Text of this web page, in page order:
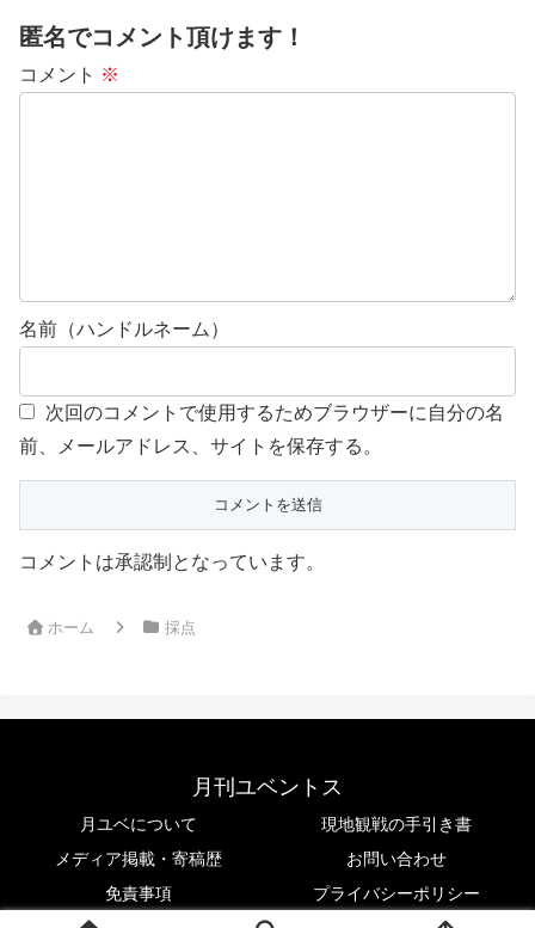
匿名でコメント頂けます！
コメント ※
名前（ハンドルネーム）
次回のコメントで使用するためブラウザーに自分の名
前、メールアドレス、サイトを保存する。
コメントは承認制となっています。
ホーム 採点
月刊ユベントス
月ユベについて
現地観戦の手引き書
メディア掲載・寄稿歴
お問い合わせ
免責事項
プライバシーポリシー